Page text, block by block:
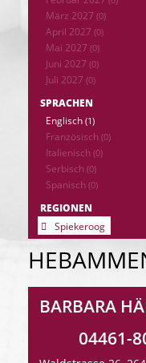
März 2027 (0)
April 2027 (0)
Mai 2027 (0)
Juni 2027 (0)
Juli 2027 (0)
SPRACHEN
Englisch (1)
Französisch (0)
Italienisch (0)
Serbisch (0)
Spanisch (0)
REGIONEN
Spiekeroog
BARBARA
04461-